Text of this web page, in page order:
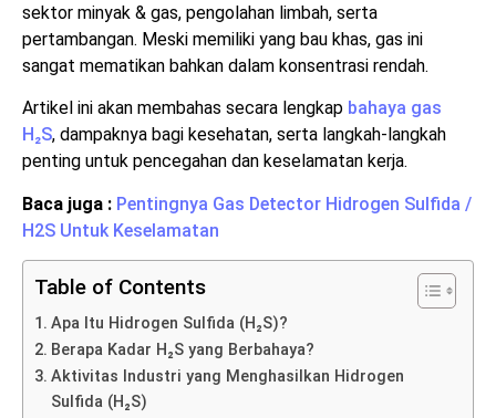
sektor minyak & gas, pengolahan limbah, serta
pertambangan. Meski memiliki yang bau khas, gas ini
sangat mematikan bahkan dalam konsentrasi rendah.
Artikel ini akan membahas secara lengkap bahaya gas
H₂S, dampaknya bagi kesehatan, serta langkah-langkah
penting untuk pencegahan dan keselamatan kerja.
Baca juga : Pentingnya Gas Detector Hidrogen Sulfida /
H2S Untuk Keselamatan
Table of Contents
Apa Itu Hidrogen Sulfida (H₂S)?
Berapa Kadar H₂S yang Berbahaya?
Aktivitas Industri yang Menghasilkan Hidrogen
Sulfida (H₂S)